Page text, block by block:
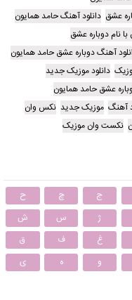
عشق دانلود آهنگ حامد همایون
نام دوباره عشق
آهنگ دوباره عشق حامد همایون
دانلود موزیک جدید
عشق حامد همایون
آهنگ موزیک جدید نکس وان
نکست وان موزیک
ج چ
ح
ژ س
ش
غ ف
ق
و ه ی